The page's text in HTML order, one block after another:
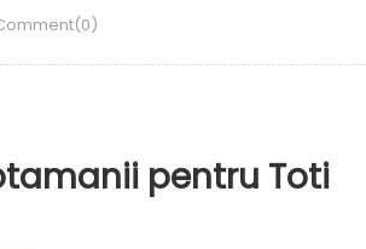
pentru Toti